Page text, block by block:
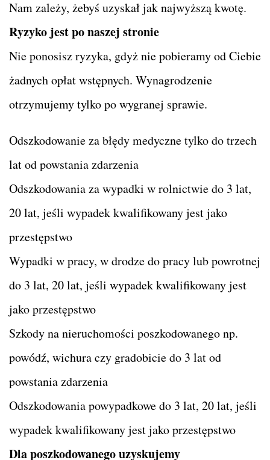
Nam zależy, żebyś uzyskał jak najwyższą kwotę.
Ryzyko jest po naszej stronie
Nie ponosisz ryzyka, gdyż nie pobieramy od Ciebie
żadnych opłat wstępnych. Wynagrodzenie
otrzymujemy tylko po wygranej sprawie.
Odszkodowanie za błędy medyczne tylko do trzech
lat od powstania zdarzenia
Odszkodowania za wypadki w rolnictwie do 3 lat,
20 lat, jeśli wypadek kwalifikowany jest jako
przestępstwo
Wypadki w pracy, w drodze do pracy lub powrotnej
do 3 lat, 20 lat, jeśli wypadek kwalifikowany jest
jako przestępstwo
Szkody na nieruchomości poszkodowanego np.
powódź, wichura czy gradobicie do 3 lat od
powstania zdarzenia
Odszkodowania powypadkowe do 3 lat, 20 lat, jeśli
wypadek kwalifikowany jest jako przestępstwo
Dla poszkodowanego uzyskujemy